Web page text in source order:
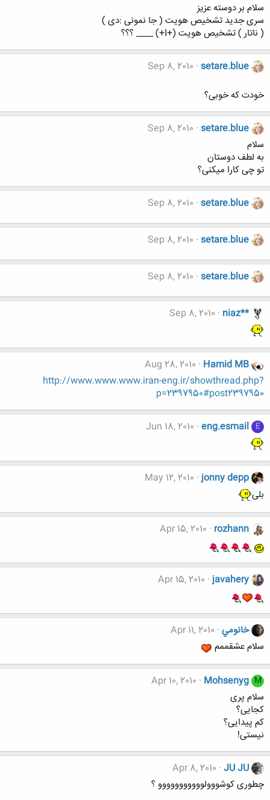
سلام بر دوسته عزیز
سری جدید تشخیص هویت ( جا نمونی :دی )
( ناتار ) تشخیص هویت (+I+) ____ ؟؟؟
setare.blue
Sep 8, 2010
خودت که خوبی؟
setare.blue
Sep 8, 2010
سلام
به لطف دوستان
تو چی کارا میکنی؟
setare.blue
Sep 8, 2010
setare.blue
Sep 8, 2010
setare.blue
Sep 8, 2010
niaz**
Sep 8, 2010
Hamid MB
Aug 28, 2010
http://www.www.www.iran-eng.ir/showthread.php?
p=2397950#post2397950
E
eng.esmail
Jun 18, 2010
jonny depp
May 12, 2010
بلی
rozhann
Apr 15, 2010
javahery
Apr 15, 2010
خانومي Apr 11, 2010
سلام عشقممم
M
Mohsenyg
Apr 10, 2010
سلام پری
کجایی؟
کم پیدایی؟
نیستی!
JU JU
Apr 8, 2010
چطوری کوشووولووووووووووو ؟